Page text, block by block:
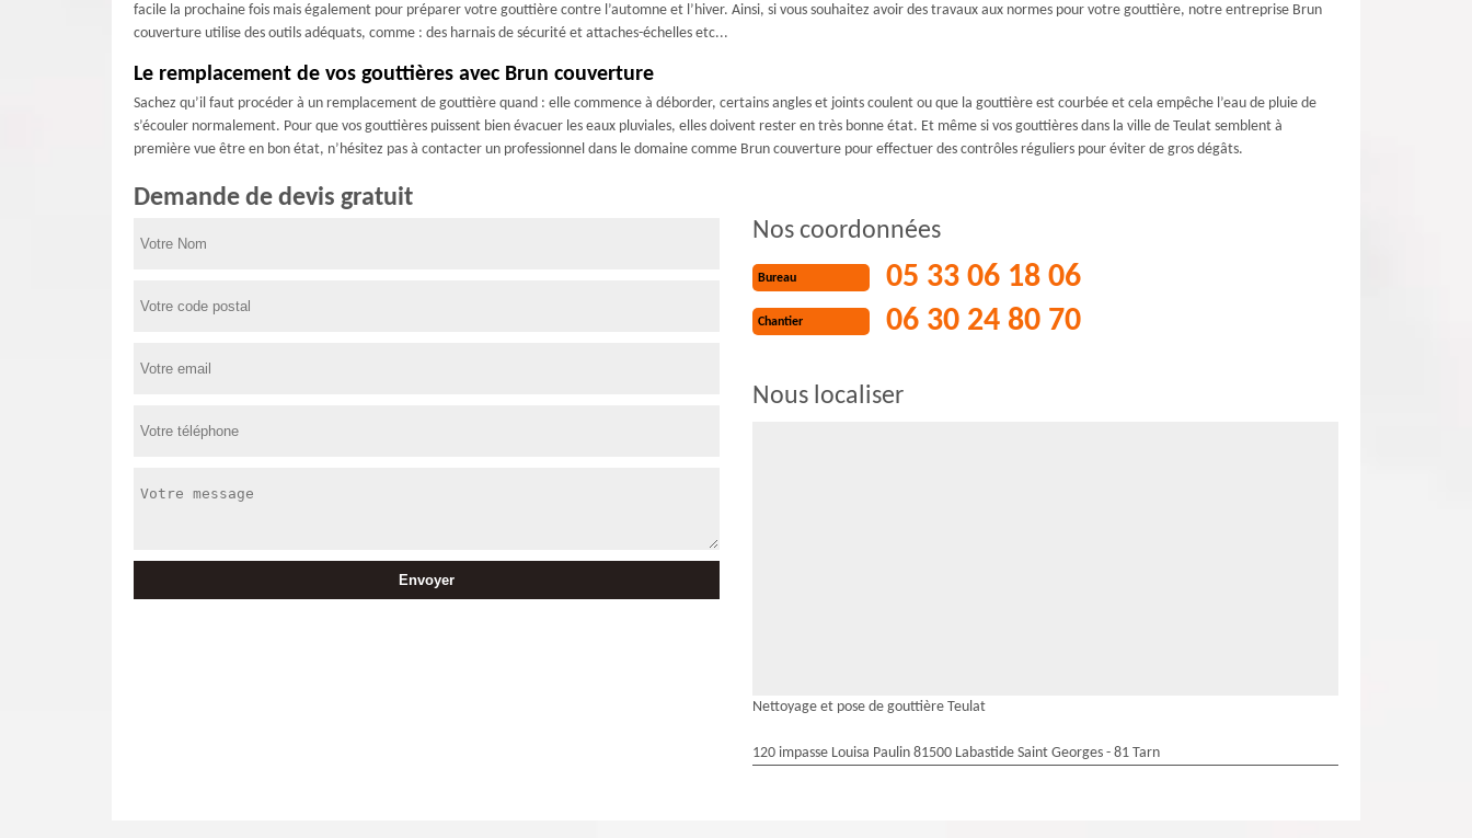
facile la prochaine fois mais également pour préparer votre gouttière contre l’automne et l’hiver. Ainsi, si vous souhaitez avoir des travaux aux normes pour votre gouttière, notre entreprise Brun
couverture utilise des outils adéquats, comme : des harnais de sécurité et attaches-échelles etc...
Le remplacement de vos gouttières avec Brun couverture
Sachez qu’il faut procéder à un remplacement de gouttière quand : elle commence à déborder, certains angles et joints coulent ou que la gouttière est courbée et cela empêche l’eau de pluie de
s’écouler normalement. Pour que vos gouttières puissent bien évacuer les eaux pluviales, elles doivent rester en très bonne état. Et même si vos gouttières dans la ville de Teulat semblent à
première vue être en bon état, n’hésitez pas à contacter un professionnel dans le domaine comme Brun couverture pour effectuer des contrôles réguliers pour éviter de gros dégâts.
Demande de devis gratuit
Nos coordonnées
Bureau 05 33 06 18 06
Chantier 06 30 24 80 70
Nous localiser
Nettoyage et pose de gouttière Teulat
120 impasse Louisa Paulin 81500 Labastide Saint Georges - 81 Tarn